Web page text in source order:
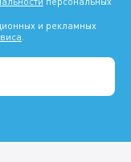
и рекламных
.